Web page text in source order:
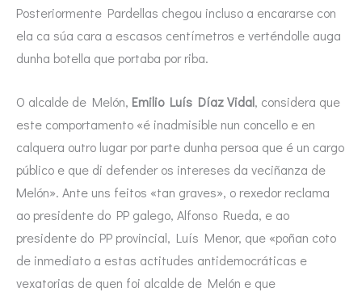
Posteriormente Pardellas chegou incluso a encararse con
ela ca súa cara a escasos centímetros e verténdolle auga
dunha botella que portaba por riba.
O alcalde de Melón, Emilio Luís Díaz Vidal, considera que
este comportamento «é inadmisible nun concello e en
calquera outro lugar por parte dunha persoa que é un cargo
público e que di defender os intereses da veciñanza de
Melón». Ante uns feitos «tan graves», o rexedor reclama
ao presidente do PP galego, Alfonso Rueda, e ao
presidente do PP provincial, Luís Menor, que «poñan coto
de inmediato a estas actitudes antidemocráticas e
vexatorias de quen foi alcalde de Melón e que